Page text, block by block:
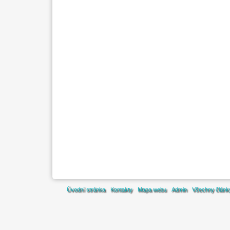
Úvodní stránka Kontakty Mapa webu Admin Všechny